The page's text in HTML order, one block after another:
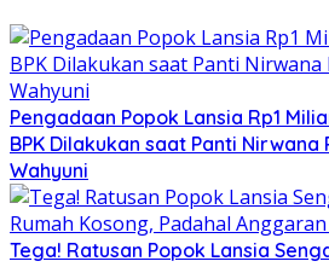
Pengadaan Popok Lansia Rp1
BPK Dilakukan saat Panti Nirwana
Wahyuni
Tega! Ratusan Popok Lansia